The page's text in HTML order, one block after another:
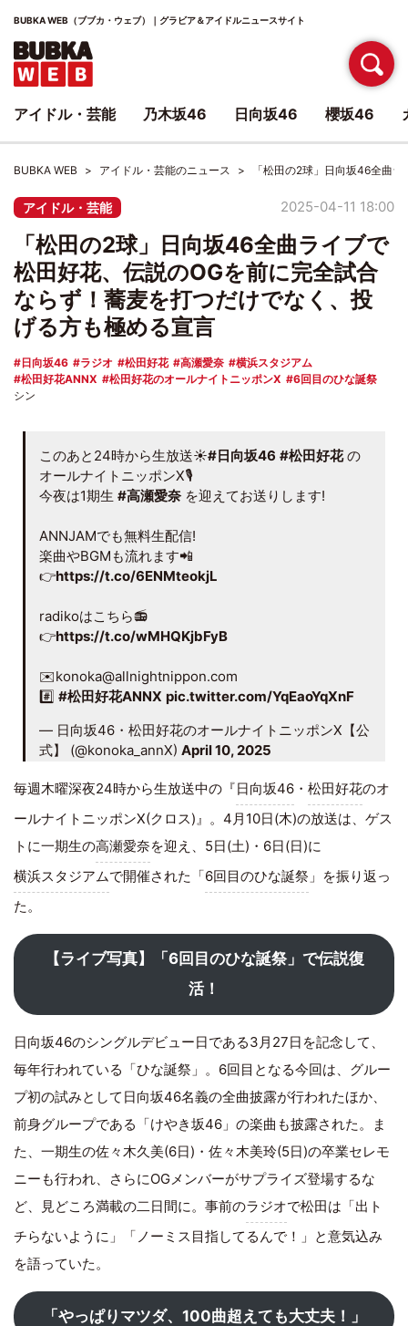
BUBKA WEB（ブブカ・ウェブ）｜グラビア＆アイドルニュースサイト
BUBKA WEB アイドル・芸能のニュース 「松田の2球」日向坂46全曲
アイドル・芸能 2025-04-11 18:00
「松田の2球」日向坂46全曲ライブで
松田好花、伝説のOGを前に完全試合
ならず！蕎麦を打つだけでなく、投
げる方も極める宣言
日向坂46 ラジオ 松田好花 高瀬愛奈
横浜スタジアム
松田好花ANNX
松田好花のオールナイトニッポンX
6回目のひな誕祭
シン
このあと24時から生放送☀️#日向坂46 #松田好花の
オールナイトニッポンX🎙️
今夜は1期生 #高瀬愛奈 を迎えてお送りします!
ANNJAMでも無料生配信!
楽曲やBGMも流れます📲
👉https://t.co/6ENMteokjL
radikoはこちら📻
👉https://t.co/wMHQKjbFyB
✉️konoka@allnightnippon.com
#️⃣ #松田好花ANNX pic.twitter.com/YqEaoYqXnF
— 日向坂46・松田好花のオールナイトニッポンX【公
式】 (@konoka_annX) April 10, 2025
毎週木曜深夜24時から生放送中の『日向坂46 ・ 松田好花のオ
ールナイトニッポンX(クロス)』。4月10日(木)の放送は、ゲス
トに一期生の高瀬愛奈を迎え、5日(土)・6日(日)に
横浜スタジアムで開催された「6回目のひな誕祭 」を振り返っ
た。
【ライブ写真】「6回目のひな誕祭」で伝説復
活！
日向坂46のシングルデビュー日である3月27日を記念して、
毎年行われている「ひな誕祭」。6回目となる今回は、グルー
プ初の試みとして日向坂46名義の全曲披露が行われたほか、
前身グループである「けやき坂46」の楽曲も披露された。ま
た、一期生の佐々木久美(6日)・佐々木美玲(5日)の卒業セレモ
ニーも行われ、さらにOGメンバーがサプライズ登場するな
ど、見どころ満載の二日間に。事前のラジオで松田は「出ト
チらないように」「ノーミス目指してるんで！」と意気込み
を語っていた。
「やっぱりマツダ、100曲超えても大丈夫！」
アイドル・芸能 乃木坂46 日向坂46 櫻坂46